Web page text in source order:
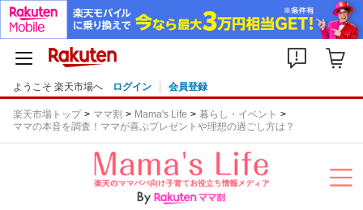
ようこそ 楽天市場へ ログイン 会員登録
楽天市場トップ ママ割 Mama's Life
暮らし・イベント
ママの本音を調査！ママが喜ぶプレゼントや理想の過ごし方は？